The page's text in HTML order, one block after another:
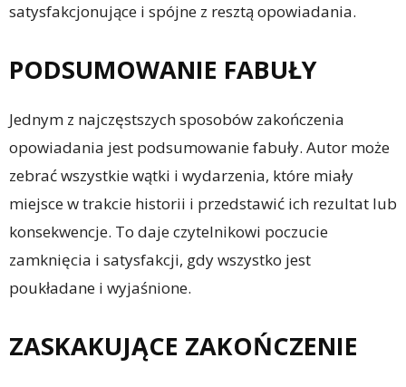
satysfakcjonujące i spójne z resztą opowiadania.
PODSUMOWANIE FABUŁY
Jednym z najczęstszych sposobów zakończenia
opowiadania jest podsumowanie fabuły. Autor może
zebrać wszystkie wątki i wydarzenia, które miały
miejsce w trakcie historii i przedstawić ich rezultat lub
konsekwencje. To daje czytelnikowi poczucie
zamknięcia i satysfakcji, gdy wszystko jest
poukładane i wyjaśnione.
ZASKAKUJĄCE ZAKOŃCZENIE